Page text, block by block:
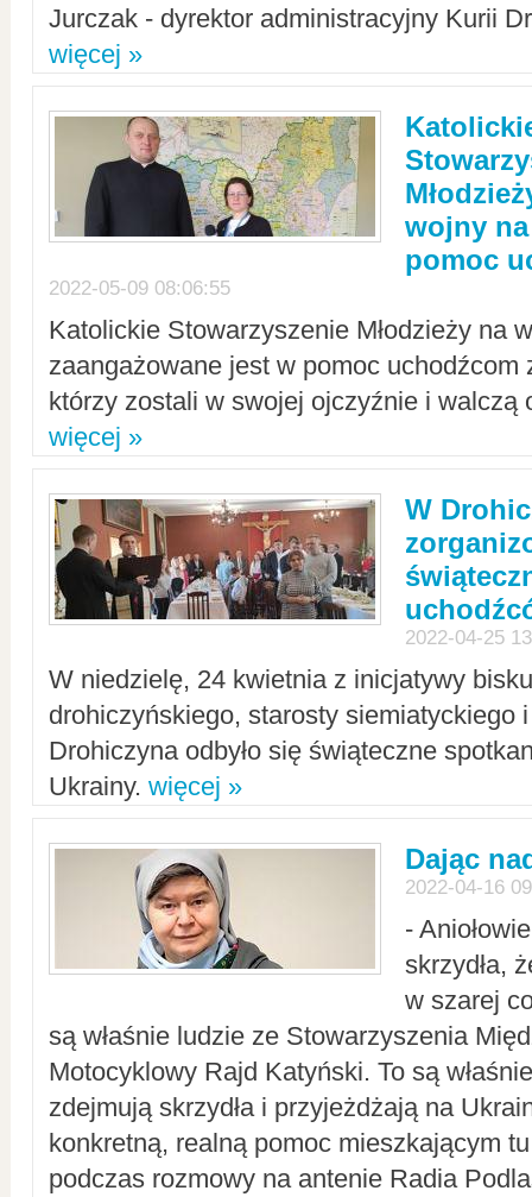
Jurczak - dyrektor administracyjny Kurii
więcej »
wojny
pomoc
2022-05-09 08:06:55
Katolickie Stowarzyszenie Młodzieży na
zaangażowane jest w pomoc uchodźcom
którzy zostali w swojej ojczyźnie i walczą
więcej »
W
2022-04-25
W niedzielę, 24 kwietnia z inicjatywy
drohiczyńskiego, starosty siemiatyckiego
Drohiczyna odbyło się świąteczne
Ukrainy. więcej »
Dając
2022-04-16
-
skrzydła,
w szarej
są właśnie ludzie ze Stowarzyszenia
Motocyklowy Rajd Katyński. To są
zdejmują skrzydła i przyjeżdżają na
konkretną, realną pomoc mieszkającym
podczas rozmowy na antenie Radia